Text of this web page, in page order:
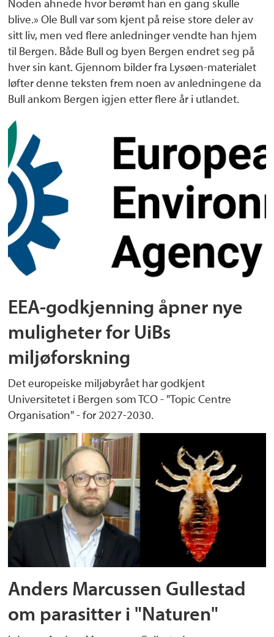
blive.» Ole Bull var som kjent på reise store deler av
sitt liv, men ved flere anledninger vendte han hjem
til Bergen. Både Bull og byen Bergen endret seg på
hver sin kant. Gjennom bilder fra Lysøen-materialet
løfter denne teksten frem noen av anledningene da
Bull ankom Bergen igjen etter flere år i utlandet.
EEA-godkjenning åpner nye
muligheter for UiBs
miljøforskning
Det europeiske miljøbyrået har godkjent
Universitetet i Bergen som TCO - "Topic Centre
Organisation" - for 2027-2030.
Anders Marcussen Gullestad
om parasitter i "Naturen"